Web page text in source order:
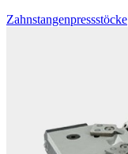
Zahnstangenpressstöcke